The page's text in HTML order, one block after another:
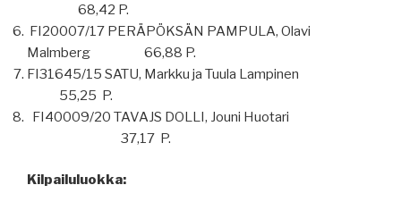
68,42 P.
FI20007/17 PERÄPÖKSÄN PAMPULA, Olavi
Malmberg 66,88 P.
FI31645/15 SATU, Markku ja Tuula Lampinen
55,25 P.
FI40009/20 TAVAJS DOLLI, Jouni Huotari
37,17 P.
Kilpailuluokka: